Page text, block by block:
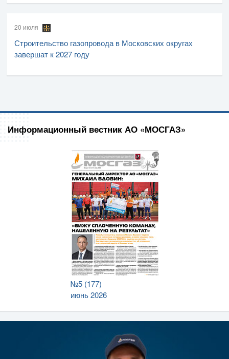
20 июля
Строительство газопровода в Московских округах
завершат к 2027 году
Информационный вестник АО «МОСГАЗ»
№5 (177)
июнь 2026